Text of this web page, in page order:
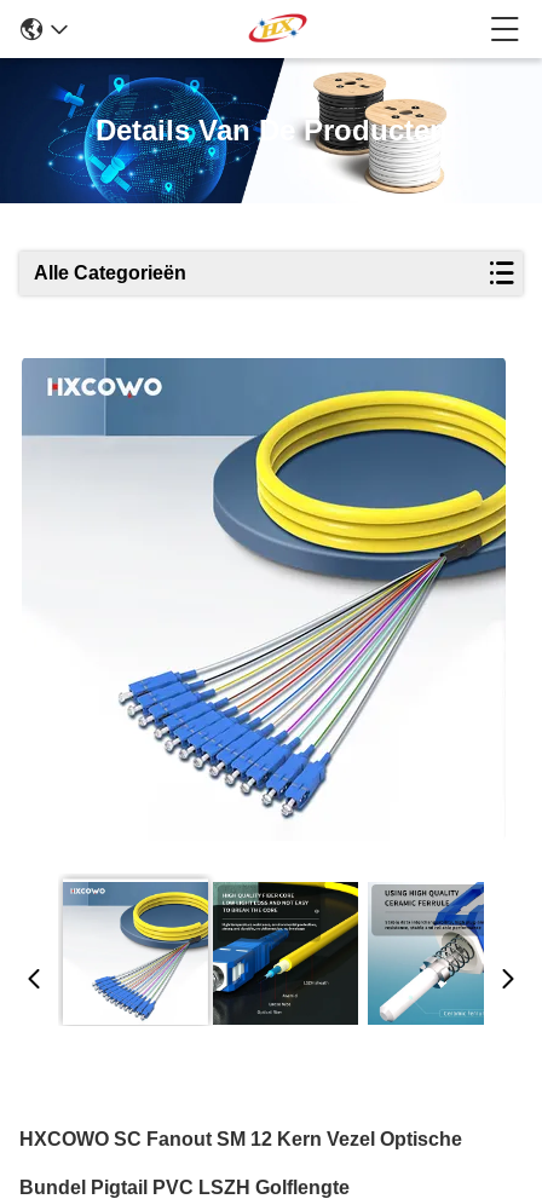
Details Van De Producten
Alle Categorieën
HXCOWO SC Fanout SM 12 Kern Vezel Optische
Bundel Pigtail PVC LSZH Golflengte